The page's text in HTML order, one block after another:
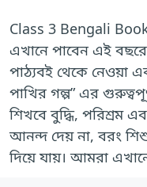
Class 3 Bengali
এখানে পাবেন এই
পাঠ্যবই থেকে নেওয়া
পাখির গল্প” এর
শিখবে বুদ্ধি, পরিশ্রম
আনন্দ দেয় না, বরং
দিয়ে যায়। আমরা